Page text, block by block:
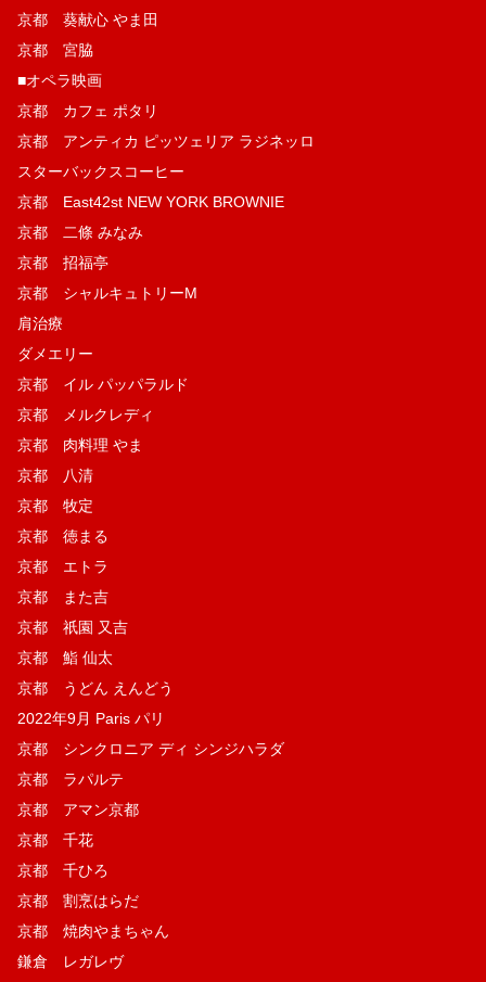
京都 葵献心 やま田
京都 宮脇
■オペラ映画
京都 カフェ ポタリ
京都 アンティカ ピッツェリア ラジネッロ
スターバックスコーヒー
京都 East42st NEW YORK BROWNIE
京都 二條 みなみ
京都 招福亭
京都 シャルキュトリーM
肩治療
ダメエリー
京都 イル パッパラルド
京都 メルクレディ
京都 肉料理 やま
京都 八清
京都 牧定
京都 徳まる
京都 エトラ
京都 また吉
京都 祇園 又吉
京都 鮨 仙太
京都 うどん えんどう
2022年9月 Paris パリ
京都 シンクロニア ディ シンジハラダ
京都 ラパルテ
京都 アマン京都
京都 千花
京都 千ひろ
京都 割烹はらだ
京都 焼肉やまちゃん
鎌倉 レガレヴ